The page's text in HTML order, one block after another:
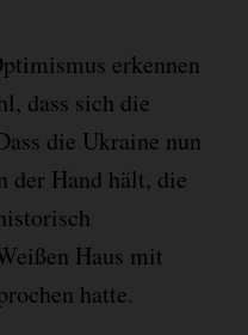
erkennen
dass sich die
die Ukraine nun
der Hand hält, die
Haus mit
hatte.